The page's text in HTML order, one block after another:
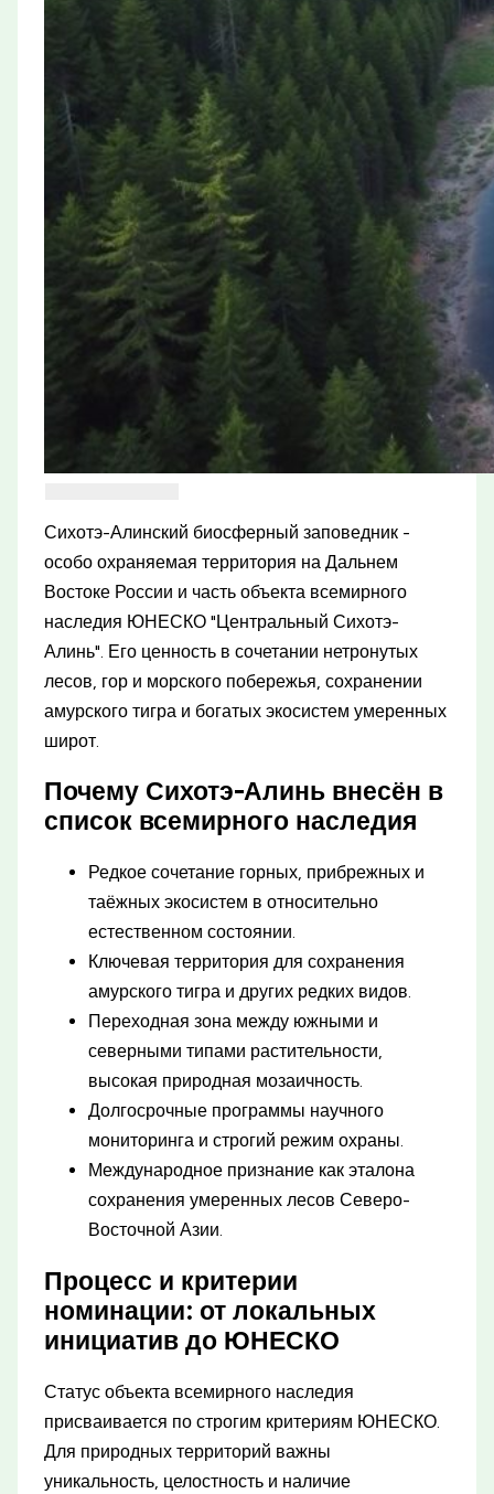
Сихотэ-Алинский биосферный заповедник -
особо охраняемая территория на Дальнем
Востоке России и часть объекта всемирного
наследия ЮНЕСКО "Центральный Сихотэ-
Алинь". Его ценность в сочетании нетронутых
лесов, гор и морского побережья, сохранении
амурского тигра и богатых экосистем умеренных
широт.
Почему Сихотэ-Алинь внесён в
список всемирного наследия
Редкое сочетание горных, прибрежных и
таёжных экосистем в относительно
естественном состоянии.
Ключевая территория для сохранения
амурского тигра и других редких видов.
Переходная зона между южными и
северными типами растительности,
высокая природная мозаичность.
Долгосрочные программы научного
мониторинга и строгий режим охраны.
Международное признание как эталона
сохранения умеренных лесов Северо-
Восточной Азии.
Процесс и критерии
номинации: от локальных
инициатив до ЮНЕСКО
Статус объекта всемирного наследия
присваивается по строгим критериям ЮНЕСКО.
Для природных территорий важны
уникальность, целостность и наличие